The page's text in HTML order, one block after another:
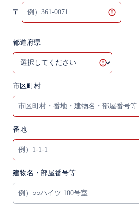
〒
都道府県
市区町村
番地
建物名・部屋番号等